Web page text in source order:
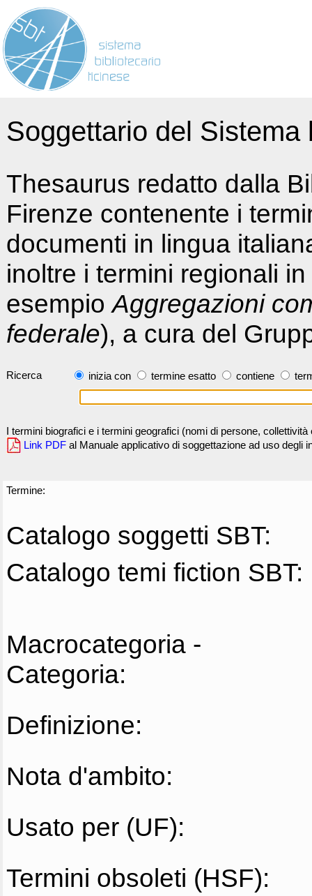
Soggettario del
Thesaurus redatto dalla
Firenze contenente i
documenti in lingua
inoltre i termini regionali
esempioAggregazioni
federale), a cura del
Ricerca inizia con termine esatto contiene
I termini biografici e i termini geografici (nomi di persone,
Link PDF al Manuale applicativo di soggettazione ad uso degli
Termine:
Catalogo soggetti SBT:
Catalogo temi fiction SBT:
Macrocategoria -
Categoria:
Definizione:
Nota d'ambito:
Usato per (UF):
Termini obsoleti (HSF):